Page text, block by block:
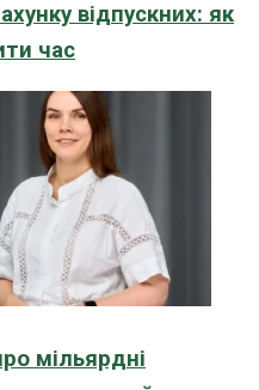
відпускних: як
час
мільярдні